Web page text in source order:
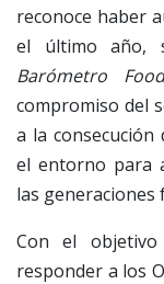
reconoce haber
el último año,
Barómetro
compromiso del
a la consecución
el entorno para
las generaciones
Con el
responder a los